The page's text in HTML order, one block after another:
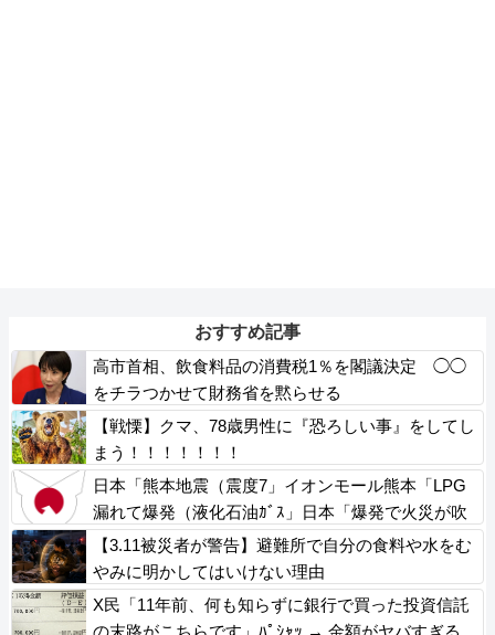
おすすめ記事
高市首相、飲食料品の消費税1％を閣議決定 ◯◯
をチラつかせて財務省を黙らせる
【戦慄】クマ、78歳男性に『恐ろしい事』をしてし
まう！！！！！！！
日本「熊本地震（震度7」イオンモール熊本「LPG
漏れて爆発（液化石油ｶﾞｽ」日本「爆発で火災が吹
き飛ぶ（爆轟発生説」ハビタ「遺族説明の虚偽を認
める（営業部長発言」→
【3.11被災者が警告】避難所で自分の食料や水をむ
やみに明かしてはいけない理由
X民「11年前、何も知らずに銀行で買った投資信託
の末路がこちらです」ﾊﾟｼｬｯ → 金額がヤバすぎる